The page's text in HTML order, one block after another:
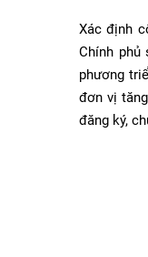
Xác định
Chính phủ
phương
đơn vị
đăng ký,